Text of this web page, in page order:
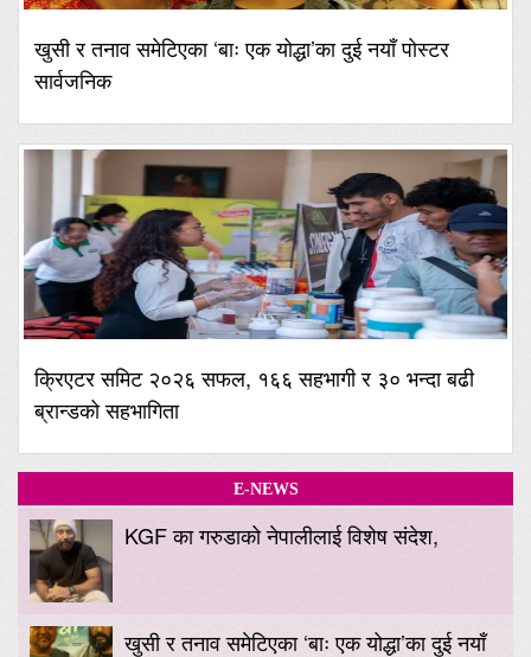
खुसी र तनाव समेटिएका ‘बाः एक योद्धा’का दुई नयाँ पोस्टर
सार्वजनिक
क्रिएटर समिट २०२६ सफल, १६६ सहभागी र ३० भन्दा बढी
ब्रान्डको सहभागिता
E-NEWS
KGF का गरुडाको नेपालीलाई विशेष संदेश,
खुसी र तनाव समेटिएका ‘बाः एक योद्धा’का दुई नयाँ